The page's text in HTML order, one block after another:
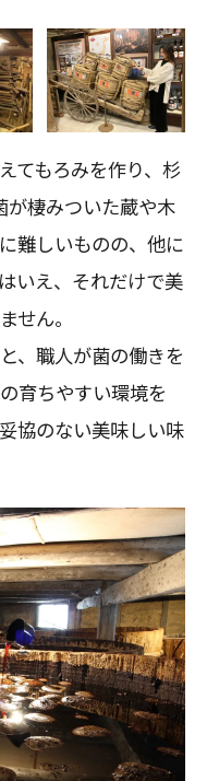
てもろみを作り、杉
が棲みついた蔵や木
難しいものの、他に
いえ、それだけで美
せん。
、職人が菌の働きを
育ちやすい環境を
協のない美味しい味